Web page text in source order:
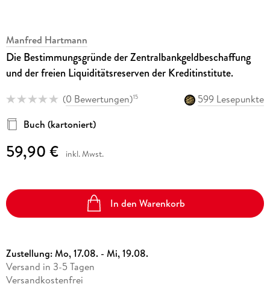
Manfred Hartmann
Die Bestimmungsgründe der Zentralbankgeldbeschaffung
und der freien Liquiditätsreserven der Kreditinstitute.
(0 Bewertungen)15
599 Lesepunkte
Buch (kartoniert)
59,90 € inkl. Mwst.
In den Warenkorb
Zustellung:Mo, 17.08. - Mi, 19.08.
Versand in 3-5 Tagen
Versandkostenfrei